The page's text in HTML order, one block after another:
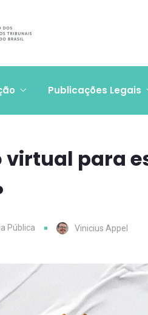
Publicações Legais
virtual para
Pública Vinicius Appel